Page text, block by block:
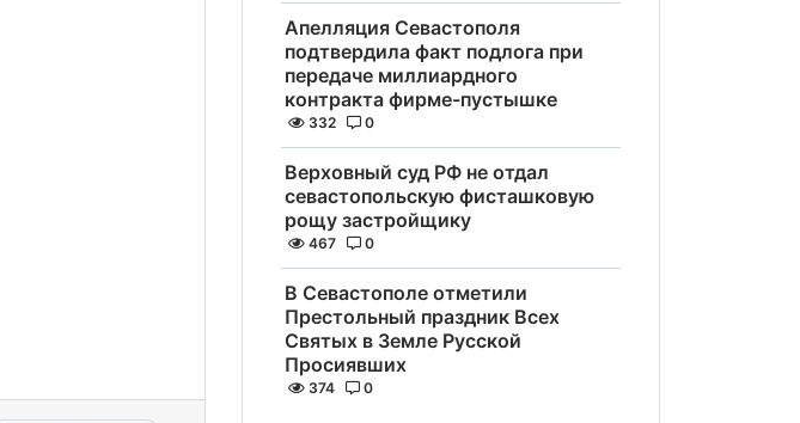
Апелляция Севастополя
подтвердила факт подлога при
передаче миллиардного
контракта фирме-пустышке
332 0
Верховный суд РФ не отдал
севастопольскую фисташковую
рощу застройщику
467 0
В Севастополе отметили
Престольный праздник Всех
Святых в Земле Русской
Просиявших
374 0